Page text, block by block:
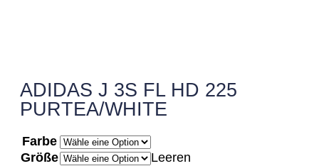
ADIDAS J 3S FL HD 225
PURTEA/WHITE
Farbe
Größe
Leeren